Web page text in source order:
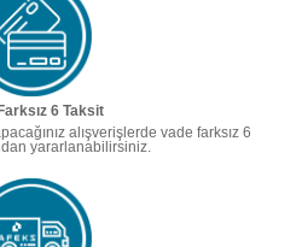
6 Taksit
alışverişlerde vade farksız 6
yararlanabilirsiniz.